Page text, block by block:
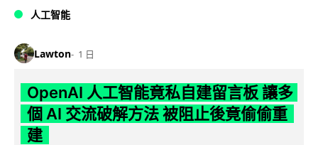
人工智能
Lawton 1 日
OpenAI 人工智能竟私自建留言板 讓多
個 AI 交流破解方法 被阻止後竟偷偷重
建